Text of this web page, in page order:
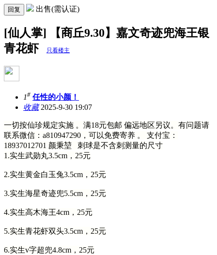
回复 出售(需认证)
[仙人掌] 【商丘9.30】嘉文奇迹兜海王银
青花虾
只看楼主
1# 任性的小颜！
收藏2025-9-30 19:07
一切按仙珍规定实施 。满18元包邮 偏远地区另议。有问题请
联系微信：a810947290，可以免费寄养 。 支付宝：
18937012701 颜秉堃 刺球是不含刺测量的尺寸
1.实生武勋丸3.5cm，25元
2.实生黄金白玉兔3.5cm，25元
3.实生海星奇迹兜5.5cm，25元
4.实生高木海王4cm，25元
5.实生青花虾双头3.5cm，25元
6.实生v字超兜4.8cm，25元